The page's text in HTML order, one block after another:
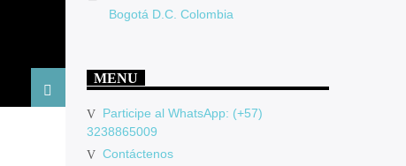
Bogotá D.C. Colombia
MENU
Participe al WhatsApp: (+57)
3238865009
Contáctenos